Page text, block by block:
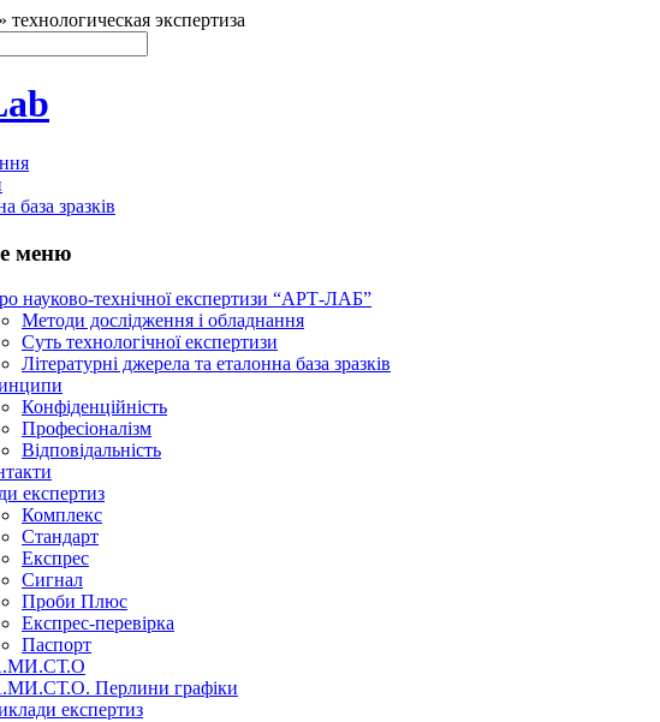
» технологическая экспертиза
база зразків
меню
науково-технічної експертизи “АРТ-ЛАБ”
Методи дослідження і обладнання
Суть технологічної експертизи
Літературні джерела та еталонна база зразків
Конфіденційність
Професіоналізм
Відповідальність
експертиз
Комплекс
Стандарт
Експрес
Сигнал
Проби Плюс
Експрес-перевірка
Паспорт
Перлини графіки
експертиз